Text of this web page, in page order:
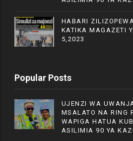
HABARI
KATIKA MAGAZETI
5,2023
Popular Posts
UJENZI WA
MSALATO NA RING
WAPIGA HATUA
ASILIMIA 90 YA